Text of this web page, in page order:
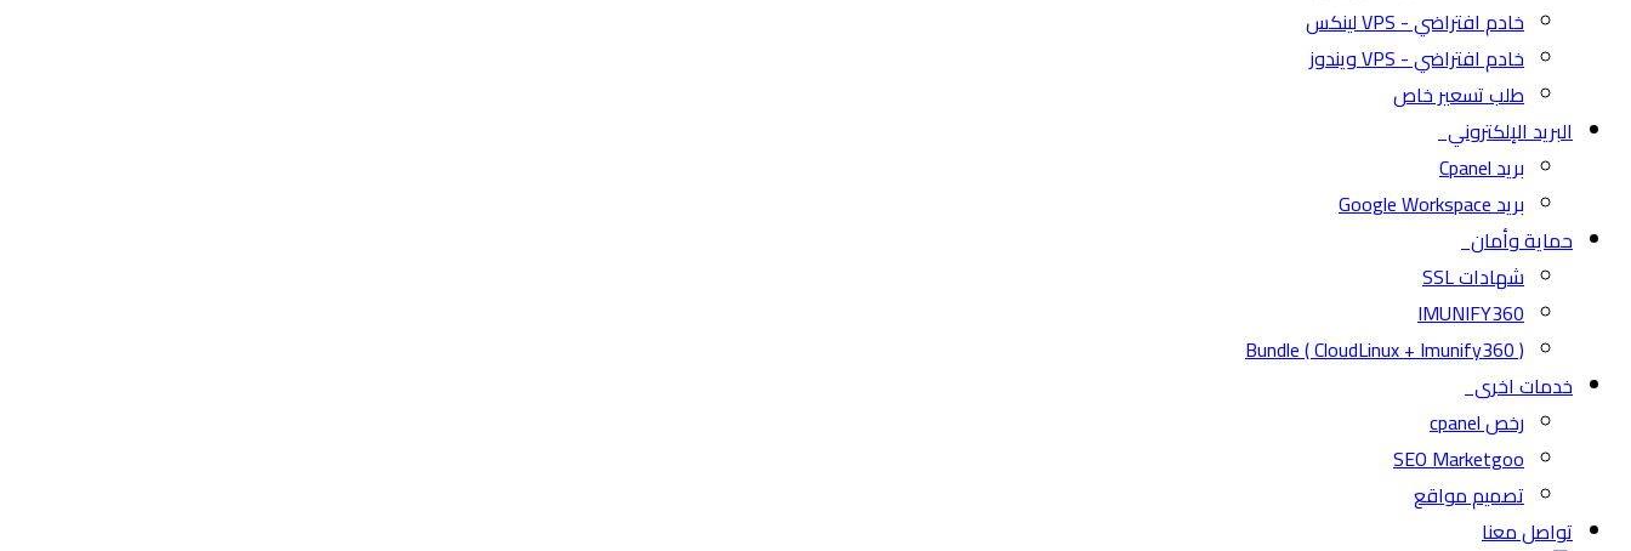
خادم افتراضي - VPS لينكس
خادم افتراضي - VPS ويندوز
طلب تسعير خاص
البريد الإلكتروني
بريد Cpanel
بريد Google Workspace
حماية وأمان
شهادات SSL
IMUNIFY360
( CloudLinux + Imunify360 ) Bundle
خدمات اخرى
رخص cpanel
SEO Marketgoo
تصميم مواقع
تواصل معنا